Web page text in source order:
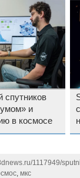
спутников
и
в космосе
1117949/
, мкс